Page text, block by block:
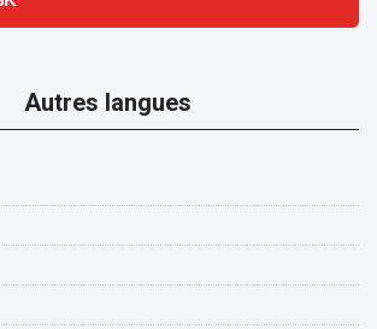
Autres langues